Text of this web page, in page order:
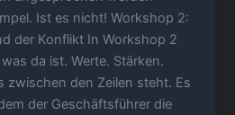
Ist es nicht! Workshop 2:
der Konflikt In Workshop 2
da ist. Werte. Stärken.
zwischen den Zeilen steht. Es
der Geschäftsführer die